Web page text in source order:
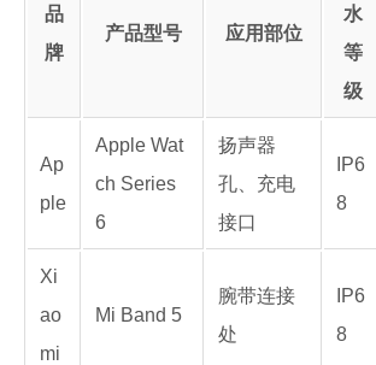
品
牌
产品型号 应用部位
水
等
级
Ap
ple
Apple Wat
ch Series
6
扬声器
孔、充电
接口
IP6
8
Xi
ao
mi
Mi Band 5
腕带连接
处
IP6
8